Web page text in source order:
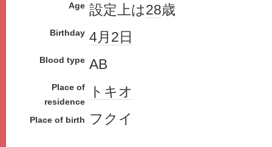
Age 設定上は28歳
Birthday 4月2日
Blood type AB
Place of
residence
トキオ
Place of birth フクイ